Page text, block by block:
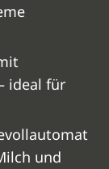
ideal für
und